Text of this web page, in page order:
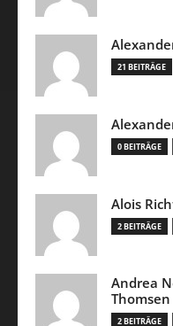
21 BEITRÄGE
0 BEITRÄGE
Alois
2 BEITRÄGE
Andrea
Thomsen
2 BEITRÄGE